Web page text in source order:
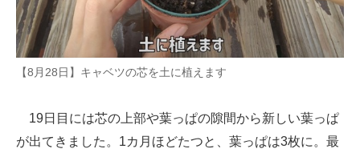
【8月28日】キャベツの芯を土に植えます
19日目には芯の上部や葉っぱの隙間から新しい葉っぱ
が出てきました。1カ月ほどたつと、葉っぱは3枚に。最